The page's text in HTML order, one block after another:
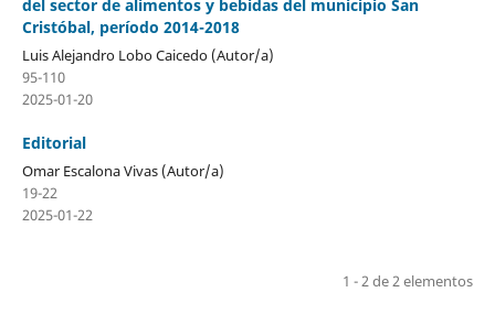
del sector de alimentos y bebidas del municipio San
Cristóbal, período 2014-2018
Luis Alejandro Lobo Caicedo (Autor/a)
95-110
2025-01-20
Editorial
Omar Escalona Vivas (Autor/a)
19-22
2025-01-22
1 - 2 de 2 elementos